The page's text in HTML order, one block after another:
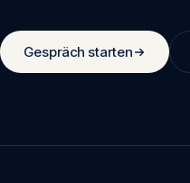
Gespräch starten